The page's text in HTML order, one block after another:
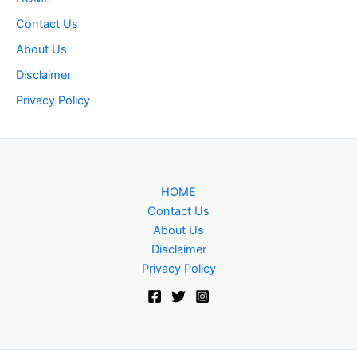
Contact Us
About Us
Disclaimer
Privacy Policy
HOME
Contact Us
About Us
Disclaimer
Privacy Policy